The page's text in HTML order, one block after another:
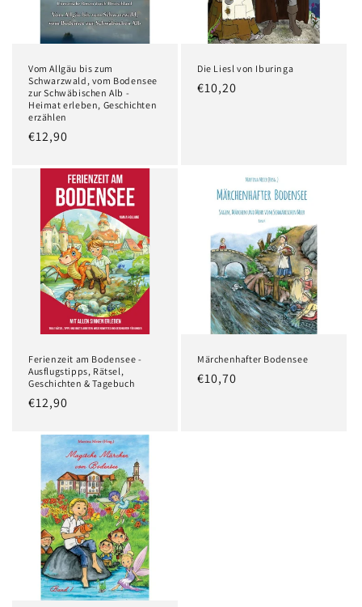
Vom Allgäu bis zum
Schwarzwald, vom Bodensee
zur Schwäbischen Alb -
Heimat erleben, Geschichten
erzählen
Normaler
€12,90
Die Liesl von Iburinga
Normaler
€10,20
Ferienzeit am Bodensee -
Ausflugstipps, Rätsel,
Geschichten & Tagebuch
Normaler
€12,90
Märchenhafter Bodensee
Normaler
€10,70